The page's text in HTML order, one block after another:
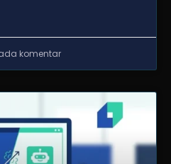
komentar